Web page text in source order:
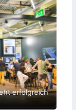
erfolgreich